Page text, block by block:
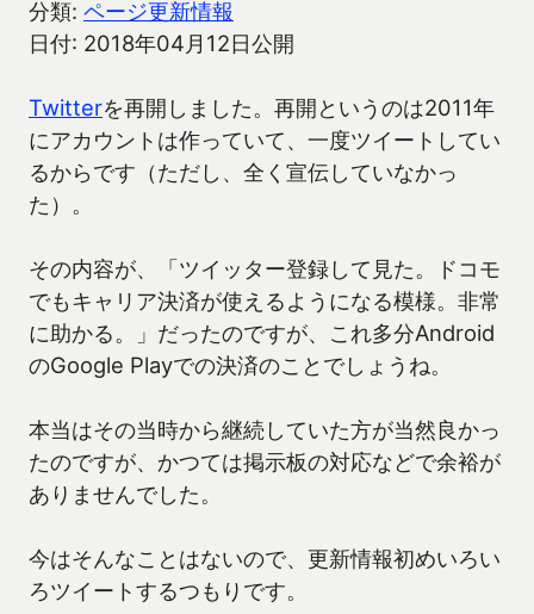
分類: ページ更新情報
日付: 2018年04月12日公開
Twitterを再開しました。再開というのは2011年
にアカウントは作っていて、一度ツイートしてい
るからです（ただし、全く宣伝していなかっ
た）。
その内容が、「ツイッター登録して見た。ドコモ
でもキャリア決済が使えるようになる模様。非常
に助かる。」だったのですが、これ多分Android
のGoogle Playでの決済のことでしょうね。
本当はその当時から継続していた方が当然良かっ
たのですが、かつては掲示板の対応などで余裕が
ありませんでした。
今はそんなことはないので、更新情報初めいろい
ろツイートするつもりです。